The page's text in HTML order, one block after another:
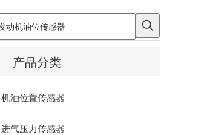
产品分类
机油位置传感器
进气压力传感器